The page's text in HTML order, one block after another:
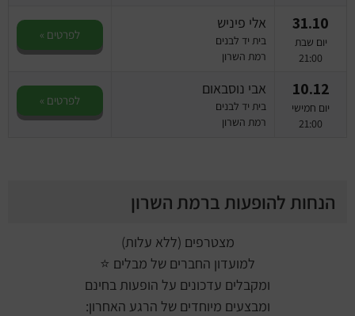
31.10
יום שבת
21:00
אלי פיניש
בית יד לבנים
רמת השרון
לפרטים »
10.12
יום חמישי
21:00
אבי נוסבאום
בית יד לבנים
רמת השרון
לפרטים »
הנחות להופעות ברמת השרון
מצטרפים (ללא עלות)
למועדון החברים של מבלים ⭐
ומקבלים עדכונים על הופעות בחינם
ומבצעים מיוחדים של הרגע האחרון: